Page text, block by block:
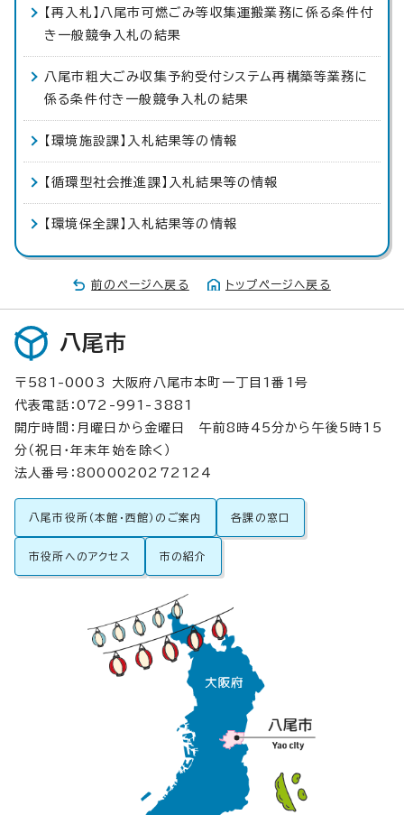
【再入札】八尾市可燃ごみ等収集運搬業務に係る条件付
き一般競争入札の結果
八尾市粗大ごみ収集予約受付システム再構築等業務に
係る条件付き一般競争入札の結果
【環境施設課】入札結果等の情報
【循環型社会推進課】入札結果等の情報
【環境保全課】入札結果等の情報
前のページへ戻る トップページへ戻る
八尾市
〒581-0003 大阪府八尾市本町一丁目1番1号
代表電話：072-991-3881
開庁時間：月曜日から金曜日 午前8時45分から午後5時15
分（祝日・年末年始を除く）
法人番号：8000020272124
八尾市役所（本館・西館）のご案内 各課の窓口
市役所へのアクセス 市の紹介